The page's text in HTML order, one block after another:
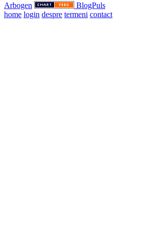
Arbogen
BlogPuls
home login despre termeni contact